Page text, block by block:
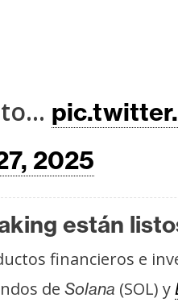
2025
están
financieros e
de Solana (SOL) y